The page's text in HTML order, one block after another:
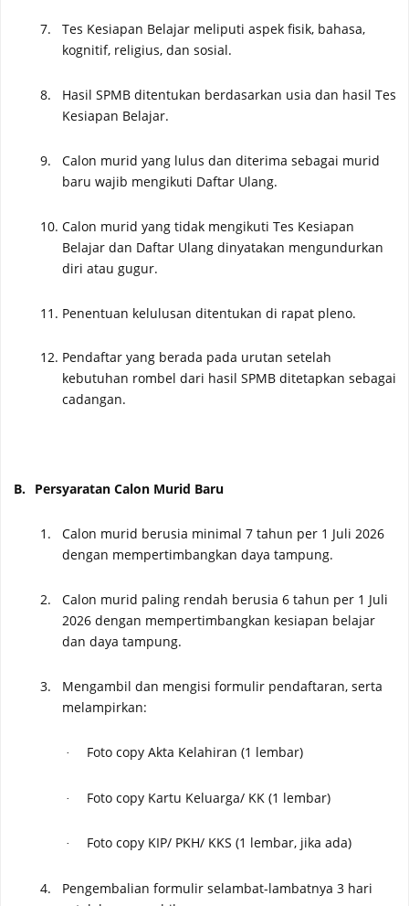
7.
Tes Kesiapan Belajar meliputi aspek fisik, bahasa,
kognitif, religius, dan sosial.
8.
Hasil SPMB ditentukan berdasarkan usia dan hasil Tes
Kesiapan Belajar.
9.
Calon murid yang lulus dan diterima sebagai murid
baru wajib mengikuti Daftar Ulang.
10. Calon murid yang tidak mengikuti Tes Kesiapan
Belajar dan Daftar Ulang dinyatakan mengundurkan
diri atau gugur.
11. Penentuan kelulusan ditentukan di rapat pleno.
12. Pendaftar yang berada pada urutan setelah
kebutuhan rombel dari hasil SPMB ditetapkan sebagai
cadangan.
B. Persyaratan Calon Murid Baru
1. Calon murid berusia minimal 7 tahun per 1 Juli 2026
dengan mempertimbangkan daya tampung.
2.
Calon murid paling rendah berusia 6 tahun per 1 Juli
2026 dengan mempertimbangkan kesiapan belajar
dan daya tampung.
3.
Mengambil dan mengisi formulir pendaftaran, serta
melampirkan:
· Foto copy Akta Kelahiran (1 lembar)
· Foto copy Kartu Keluarga/ KK (1 lembar)
· Foto copy KIP/ PKH/ KKS (1 lembar, jika ada)
4.
Pengembalian formulir selambat-lambatnya 3 hari